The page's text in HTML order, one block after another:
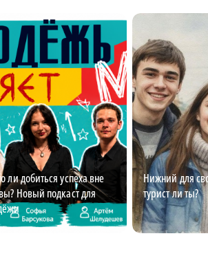
ли добиться успеха вне
Новый подкаст для
Нижний для
турист ли ты?